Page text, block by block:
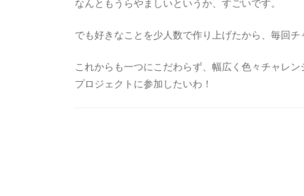
なんともうらやましいというか、すごいです。
でも好きなことを少人数で作り上げたから、毎回
これからも一つにこだわらず、幅広く色々チャレ
プロジェクトに参加したいわ！